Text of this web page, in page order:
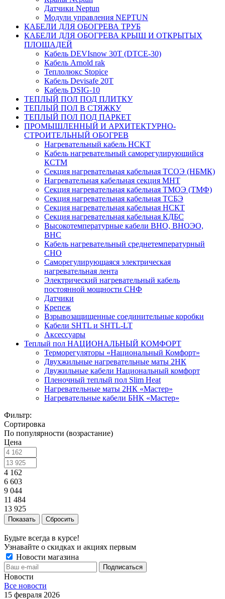
Датчики Neptun
Модули управления NEPTUN
КАБЕЛИ ДЛЯ ОБОГРЕВА ТРУБ
КАБЕЛИ ДЛЯ ОБОГРЕВА КРЫШ И ОТКРЫТЫХ
ПЛОЩАДЕЙ
Кабель DEVIsnow 30Т (DTCE-30)
Кабель Arnold rak
Теплолюкс Stopice
Кабель Devisafe 20T
Кабель DSIG-10
ТЕПЛЫЙ ПОЛ ПОД ПЛИТКУ
ТЕПЛЫЙ ПОЛ В СТЯЖКУ
ТЕПЛЫЙ ПОЛ ПОД ПАРКЕТ
ПРОМЫШЛЕННЫЙ И АРХИТЕКТУРНО-
СТРОИТЕЛЬНЫЙ ОБОГРЕВ
Нагревательный кабель НCKТ
Кабель нагревательный саморегулирующийся
КСТМ
Секция нагревательная кабельная ТСОЭ (НБМК)
Нагревательная кабельная секция МНТ
Секция нагревательная кабельная ТМОЭ (ТМФ)
Секция нагревательная кабельная ТСБЭ
Секция нагревательная кабельная НСКТ
Секция нагревательная кабельная КДБС
Высокотемпературные кабели ВНО, ВНОЭО,
ВНС
Кабель нагревательный среднетемпературный
СНО
Саморегулирующаяся электрическая
нагревательная лента
Электрический нагревательный кабель
постоянной мощности СНФ
Датчики
Крепеж
Взрывозащищенные соединительные коробки
Кабели SHTL и SHTL-LT
Аксессуары
Теплый пол НАЦИОНАЛЬНЫЙ КОМФОРТ
Терморегуляторы «Национальный Комфорт»
Двухжильные нагревательные маты 2НК
Двужильные кабели Национальный комфорт
Пленочный теплый пол Slim Heat
Нагревательные маты 2НК «Мастер»
Нагревательные кабели БНК «Мастер»
Фильтр:
Сортировка
По популярности (возрастание)
Цена
4 162
6 603
9 044
11 484
13 925
Показать Сбросить
Будьте всегда в курсе!
Узнавайте о скидках и акциях первым
Новости магазина
Новости
Все новости
15 февраля 2026